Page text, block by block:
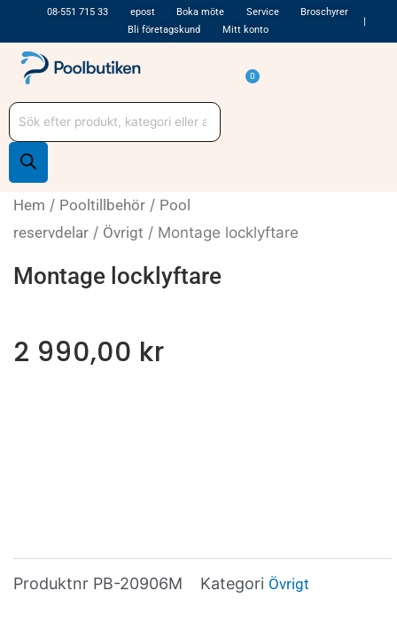
till
innehåll
08-551 715 33 epost Boka möte Service
Broschyrer
Bli företagskund
Mitt konto
0
Varukorg
Produktsökning
Hem / Pooltillbehör / Pool
reservdelar / Övrigt / Montage locklyftare
Montage locklyftare
2 990,00 kr
Produktnr PB-20906M Kategori Övrigt